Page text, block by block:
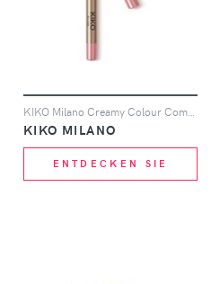
KIKO MILANO
ENTDECKEN SIE